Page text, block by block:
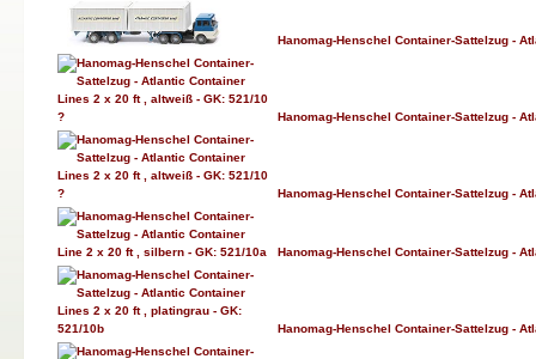
Hanomag-Henschel Container-Sattelzug -
Hanomag-Henschel Container-Sattelzug -
Hanomag-Henschel Container-Sattelzug -
Hanomag-Henschel Container-Sattelzug -
Hanomag-Henschel Container-Sattelzug -